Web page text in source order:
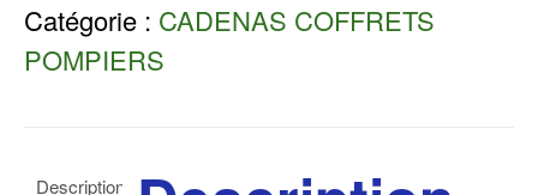
Catégorie : CADENAS COFFRETS
POMPIERS
Description